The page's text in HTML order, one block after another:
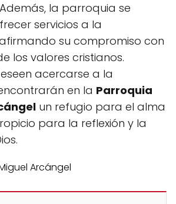
la parroquia se
servicios a la
su compromiso con
los valores cristianos.
acercarse a la
en la Parroquia
un refugio para el alma
para la reflexión y la